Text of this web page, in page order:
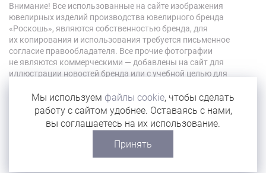
Внимание! Все использованные на сайте изображения
ювелирных изделий производства ювелирного бренда
«Роскошь», являются собственностью бренда, для
их копирования и использования требуется письменное
согласие правообладателя. Все прочие фотографии
не являются коммерческими — добавлены на сайт для
иллюстрации новостей бренда или с учебной целью для
© 2026 «Роскошь»
Мы используем файлы cookie, чтобы сделать
работу с сайтом удобнее. Оставаясь с нами,
вы соглашаетесь на их использование.
Принять